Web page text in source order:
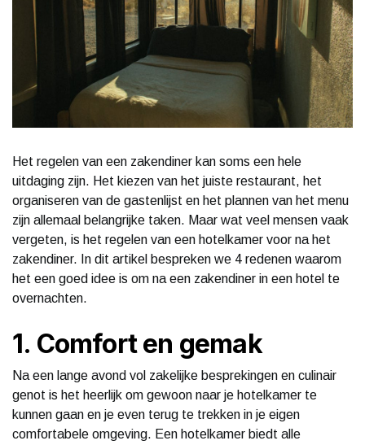
Het regelen van een zakendiner kan soms een hele
uitdaging zijn. Het kiezen van het juiste restaurant, het
organiseren van de gastenlijst en het plannen van het menu
zijn allemaal belangrijke taken. Maar wat veel mensen vaak
vergeten, is het regelen van een hotelkamer voor na het
zakendiner. In dit artikel bespreken we 4 redenen waarom
het een goed idee is om na een zakendiner in een hotel te
overnachten.
1. Comfort en gemak
Na een lange avond vol zakelijke besprekingen en culinair
genot is het heerlijk om gewoon naar je hotelkamer te
kunnen gaan en je even terug te trekken in je eigen
comfortabele omgeving. Een hotelkamer biedt alle